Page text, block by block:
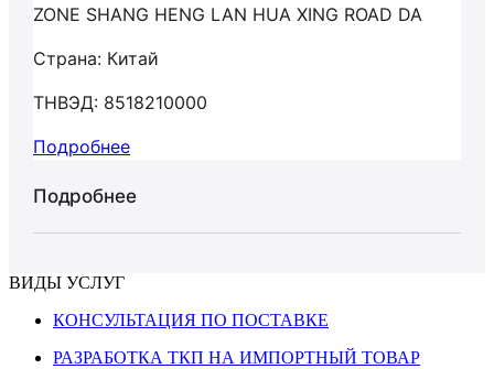
ZONE SHANG HENG LAN HUA XING ROAD DA
Страна: Китай
ТНВЭД: 8518210000
Подробнее
Подробнее
ВИДЫ УСЛУГ
КОНСУЛЬТАЦИЯ ПО ПОСТАВКЕ
РАЗРАБОТКА ТКП НА ИМПОРТНЫЙ ТОВАР